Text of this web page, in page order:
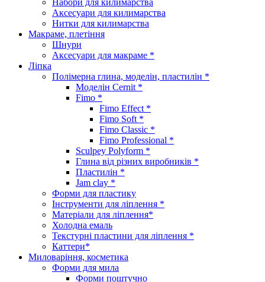
Аксесуари для килимарства
Нитки для килимарства
Макраме, плетіння
Шнури
Аксесуари для макраме *
Ліпка
Полімерна глина, моделін, пластилін *
Моделін Cernit *
Fimo *
Fimo Effect *
Fimo Soft *
Fimo Classic *
Fimo Professional *
Sculpey Polyform *
Глина від різних виробників *
Пластилін *
Jam clay *
Форми для пластику
Інструменти для ліплення *
Матеріали для ліплення*
Холодна емаль
Текстурні пластини для ліплення *
Каттери*
Миловаріння, косметика
Форми для мила
Форми поштучно